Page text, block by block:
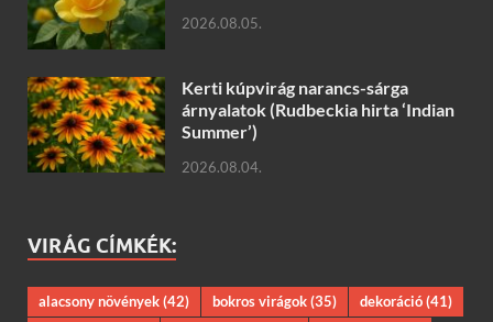
2026.08.05.
Kerti kúpvirág narancs-sárga
árnyalatok (Rudbeckia hirta ‘Indian
Summer’)
2026.08.04.
VIRÁG CÍMKÉK:
alacsony növények(42) bokros virágok(35) dekoráció(41)